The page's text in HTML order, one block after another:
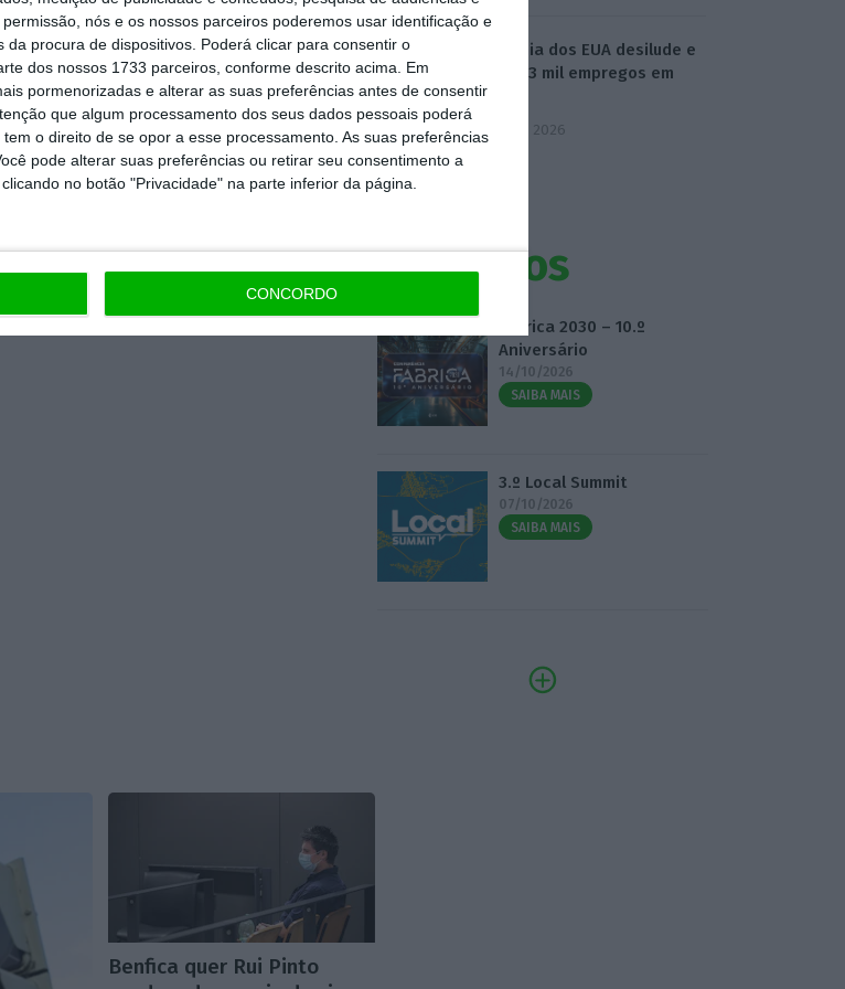
nós e os nossos parceiros poderemos usar identificação e
procura de dispositivos. Poderá clicar para consentir o
dos nossos 1733 parceiros, conforme descrito acima. Em
pormenorizadas e alterar as suas preferências antes de consentir
que algum processamento dos seus dados pessoais poderá
o direito de se opor a esse processamento. As suas preferências
pode alterar suas preferências ou retirar seu consentimento a
no botão "Privacidade" na parte inferior da página.
CONCORDO
Economia dos EUA desilude e
perde 23 mil empregos em
julho
7 Agosto 2026
Eventos
Fábrica 2030 – 10.º
Aniversário
14/10/2026
SAIBA MAIS
3.º Local Summit
07/10/2026
SAIBA MAIS
Benfica quer Rui Pinto